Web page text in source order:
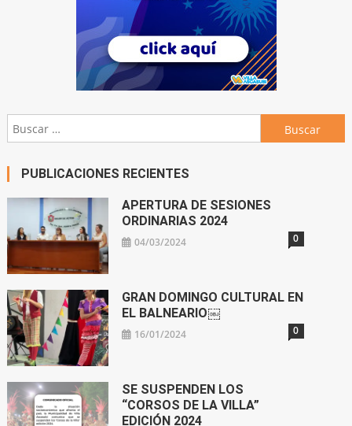
Buscar:
PUBLICACIONES RECIENTES
APERTURA DE SESIONES
ORDINARIAS 2024
04/03/2024 0
GRAN DOMINGO CULTURAL EN
EL BALNEARIO￼
16/01/2024 0
SE SUSPENDEN LOS
“CORSOS DE LA VILLA”
EDICIÓN 2024